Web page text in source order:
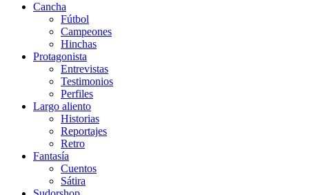
Cancha
Fútbol
Campeones
Hinchas
Protagonista
Entrevistas
Testimonios
Perfiles
Largo aliento
Historias
Reportajes
Retro
Fantasía
Cuentos
Sátira